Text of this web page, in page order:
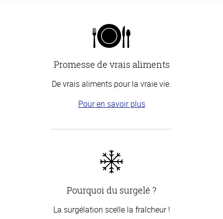
Promesse de vrais aliments
De vrais aliments pour la vraie vie.
Pour en savoir plus
Pourquoi du surgelé ?
La surgélation scelle la fraîcheur !